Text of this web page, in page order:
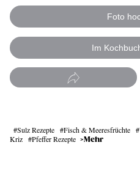
Foto
Im
Sulz Rezepte Fisch & Meeresfrüchte
Kriz
Pfeffer Rezepte Mehr